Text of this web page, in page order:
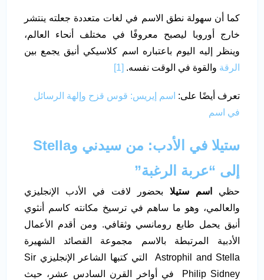
كما أن سهولة نطق الاسم في لغات متعددة جعلته ينتشر
خارج أوروبا ليصبح معروفًا في مختلف أنحاء العالم،
وينظر إليه اليوم باعتباره اسم كلاسيكي أنيق يجمع بين
الرقة والقوة في الوقت نفسه. [1]
تعرف أيضًا على: اسم إيريس: قوس قزح وإلهة الرسائل
في اسم
ستيلا في الأدب: من سيدني وStella
إلى “عربة الرغبة”
حظي اسم ستيلا بحضور لافت في الأدب الإنجليزي
والعالمي، وهو ما ساهم في ترسيخ مكانته كاسم أنثوي
أنيق يحمل طابع رومانسي وثقافي. ومن أقدم الأعمال
الأدبية المرتبطة بالاسم مجموعة القصائد الشهيرة
Astrophil and Stella التي كتبها الشاعر الإنجليزي Sir
Philip Sidney في أواخر القرن السادس عشر، حيث